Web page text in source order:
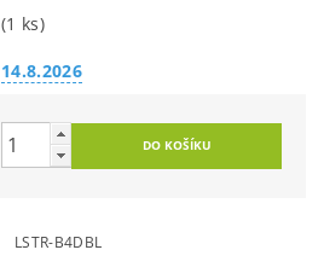
(1 ks)
14.8.2026
LSTR-B4DBL